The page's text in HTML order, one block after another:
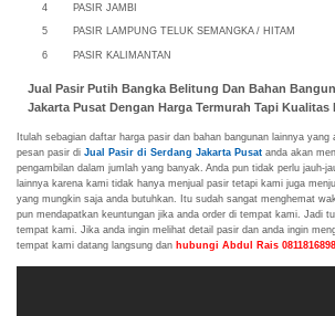
4 PASIR JAMBI
5 PASIR LAMPUNG TELUK SEMANGKA / HITAM
6 PASIR KALIMANTAN
Jual Pasir Putih Bangka Belitung Dan Bahan
Jakarta Pusat Dengan Harga Termurah Tapi
Itulah sebagian daftar harga pasir dan bahan bangunan lainnya
pesan pasir di Jual Pasir di Serdang Jakarta Pusat anda akan
pengambilan dalam jumlah yang banyak. Anda pun tidak perlu jauh-
lainnya karena kami tidak hanya menjual pasir tetapi kami juga
yang mungkin saja anda butuhkan. Itu sudah sangat menghemat
pun mendapatkan keuntungan jika anda order di tempat kami. Jadi
tempat kami. Jika anda ingin melihat detail pasir dan anda ingin
tempat kami datang langsung dan hubungi Abdul Rais